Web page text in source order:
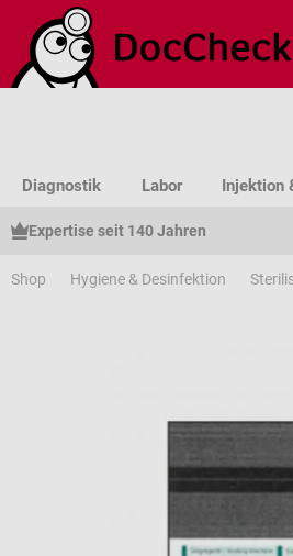
Hauptinhalt springen
Zur Suche springen
Zur Hauptnavigation springen
Diagnostik Labor Injektion
Expertise seit 140 Jahren
Shop Hygiene & Desinfektion